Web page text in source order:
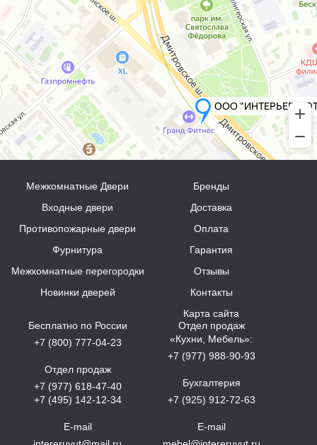
Межкомнатные Двери
Входные двери
Противопожарные двери
Фурнитура
Межкомнатные перегородки
Новинки дверей
Бренды
Доставка
Оплата
Гарантия
Отзывы
Контакты
Карта сайта
Бесплатно по России
+7 (800) 777-04-23
Отдел продаж
+7 (977) 618-47-40
+7 (495) 142-12-34
E-mail
Отдел продаж
«Кухни, Мебель»:
+7 (977) 988-90-93
Бухгалтерия
+7 (925) 912-72-63
E-mail